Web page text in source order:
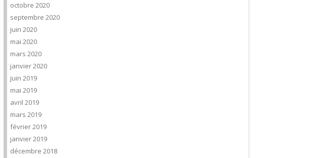
octobre 2020
septembre 2020
juin 2020
mai 2020
mars 2020
janvier 2020
juin 2019
mai 2019
avril 2019
mars 2019
février 2019
janvier 2019
décembre 2018